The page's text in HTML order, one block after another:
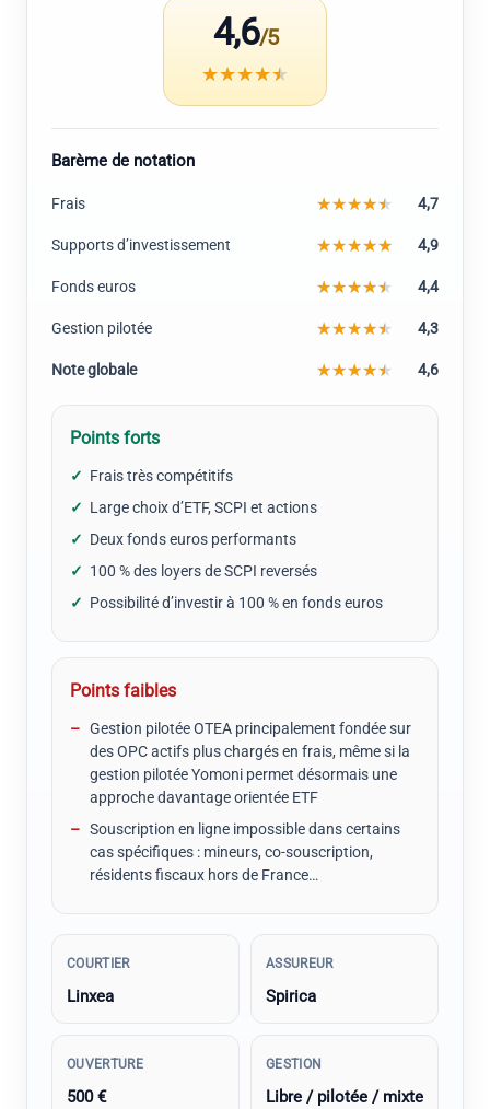
4,6/5
Barème de notation
Frais 4,7
Supports d’investissement 4,9
Fonds euros 4,4
Gestion pilotée 4,3
Note globale 4,6
Points forts
Frais très compétitifs
Large choix d’ETF, SCPI et actions
Deux fonds euros performants
100 % des loyers de SCPI reversés
Possibilité d’investir à 100 % en fonds euros
Points faibles
Gestion pilotée OTEA principalement fondée sur
des OPC actifs plus chargés en frais, même si la
gestion pilotée Yomoni permet désormais une
approche davantage orientée ETF
Souscription en ligne impossible dans certains
cas spécifiques : mineurs, co-souscription,
résidents fiscaux hors de France…
COURTIER
Linxea
ASSUREUR
Spirica
OUVERTURE
500 €
GESTION
Libre / pilotée / mixte